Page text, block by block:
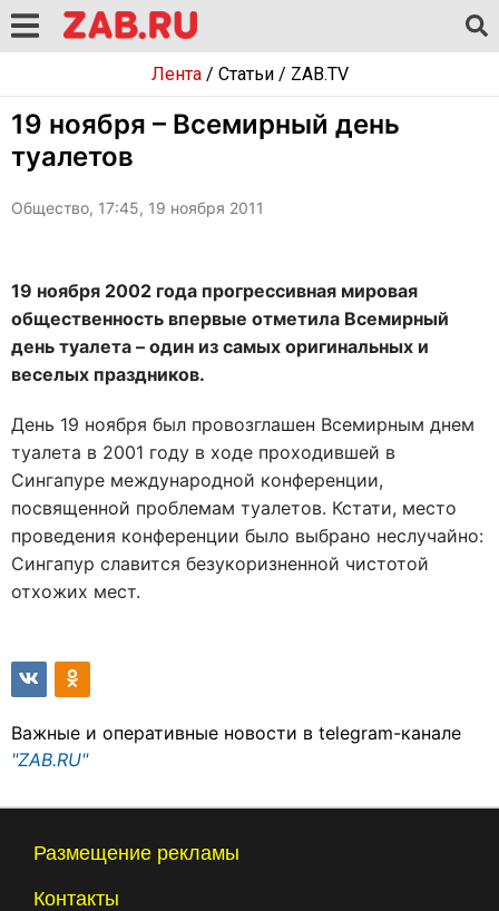
Лента/ Статьи/ ZAB.TV
19 ноября – Всемирный день
туалетов
Общество, 17:45, 19 ноября 2011
19 ноября 2002 года прогрессивная мировая
общественность впервые отметила Всемирный
день туалета – один из самых оригинальных и
веселых праздников.
День 19 ноября был провозглашен Всемирным днем
туалета в 2001 году в ходе проходившей в
Сингапуре международной конференции,
посвященной проблемам туалетов. Кстати, место
проведения конференции было выбрано неслучайно:
Сингапур славится безукоризненной чистотой
отхожих мест.
Важные и оперативные новости в telegram-канале
"ZAB.RU"
Размещение рекламы
Контакты